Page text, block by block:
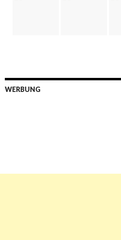
WERBUNG